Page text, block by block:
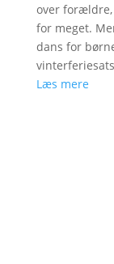
over
for meget.
dans for
Læs mere